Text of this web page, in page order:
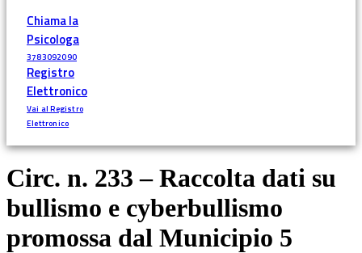
Chiama la
Psicologa
3783092090
Registro
Elettronico
Vai al Registro
Elettronico
Circ. n. 233 – Raccolta dati su
bullismo e cyberbullismo
promossa dal Municipio 5